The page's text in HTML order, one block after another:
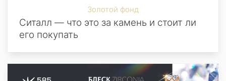
Золотой фонд
Ситалл — что это за камень и стоит ли
его покупать